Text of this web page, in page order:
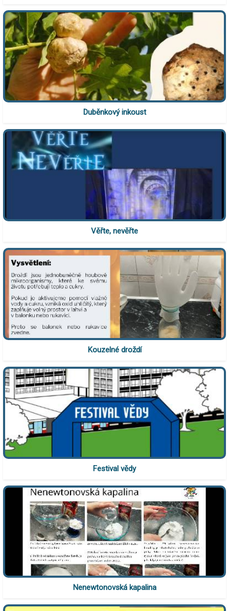
Duběnkový inkoust
Věřte, nevěřte
Kouzelné droždí
Festival vědy
Nenewtonovská kapalina